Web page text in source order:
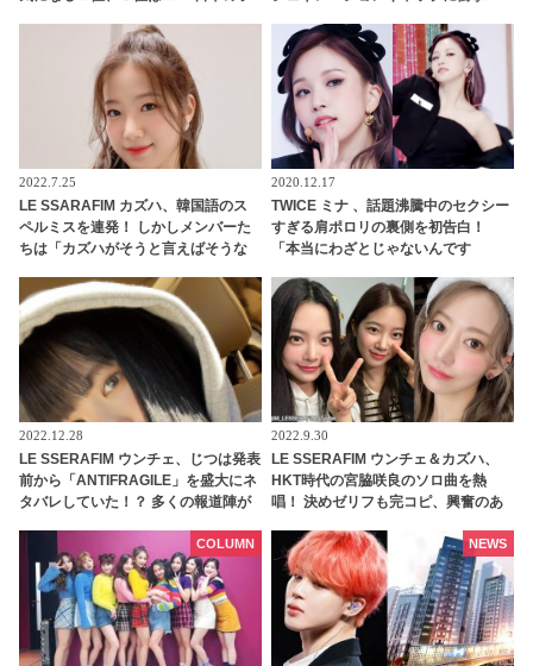
ンクイン！ 各国の個性あふれるデー
タに注目殺到
か？」彼女の若さを実感させられる
発言に驚き
2022.7.25
LE SSARAFIM カズハ、韓国語のス
ペルミスを連発！ しかしメンバーた
ちは「カズハがそうと言えばそうな
に挑む彼女とそれを支えるメンバー
たちの絆にほっこり
2020.12.17
TWICE ミナ 、話題沸騰中のセクシー
すぎる肩ポロリの裏側を初告白！
「本当にわざとじゃないんです
真相とは？
2022.12.28
LE SSERAFIM ウンチェ、じつは発表
前から「ANTIFRAGILE」を盛大にネ
タバレしていた！？ 多くの報道陣が
っ子な姿に注目殺到
2022.9.30
LE SSERAFIM ウンチェ＆カズハ、
HKT時代の宮脇咲良のソロ曲を熱
唱！ 決めゼリフも完コピ、興奮のあ
そのもの！「この動画毎週見てる」
COLUMN NEWS